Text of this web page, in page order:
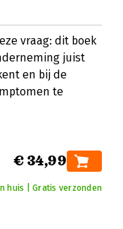
vraag: dit boek
juist
en bij de
te
€ 34,99
huis | Gratis verzonden